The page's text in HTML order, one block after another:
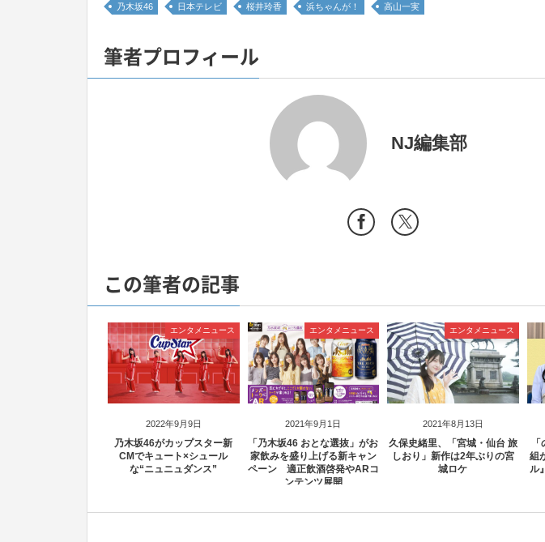
乃木坂46 日本テレビ 桜井玲香 浜ちゃんが！ 高山一実
筆者プロフィール
NJ編集部
この筆者の記事
2022年9月9日
エンタメニュース
乃木坂46がカップスター新
CMでキュート×シュール
な“ニュニュダンス”
2021年9月1日
エンタメニュース
「乃木坂46 おとな選抜」がお
家飲みを盛り上げる新キャン
ペーン 適正飲酒啓発やARコ
ンテンツ展開
2021年8月13日
エンタメニュース
久保史緒里、「宮城・仙台 旅
しおり」新作は2年ぶりの宮
城ロケ
組
ル